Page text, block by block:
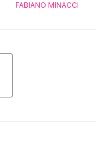
Ferrero”
FABIANO MINACCI